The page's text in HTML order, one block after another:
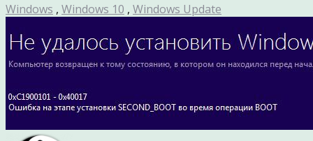
Windows , Windows 10 , Windows Update